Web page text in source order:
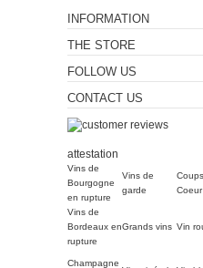
INFORMATION
THE STORE
FOLLOW US
CONTACT US
attestation
Vins de
Bourgogne
en rupture
Vins de
garde
Coeur
Vins de
Bordeaux en
rupture
Grands vins Vin
Champagne